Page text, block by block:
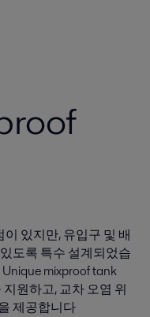
있지만, 유입구 및 배
도록 특수 설계되었습
mixproof tank
원하고, 교차 오염 위
제공합니다